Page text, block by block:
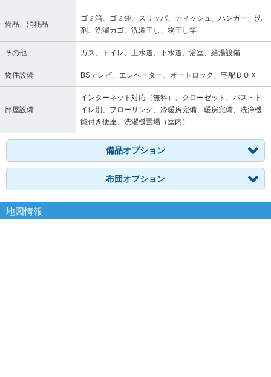
備品、消耗品
ゴミ箱、ゴミ袋、スリッパ、ティッシュ、ハンガー、洗
剤、洗濯カゴ、洗濯干し、物干し竿
その他 ガス、トイレ、上水道、下水道、浴室、給湯設備
物件設備 BSテレビ、エレベーター、オートロック、宅配ＢＯＸ
部屋設備
インターネット対応（無料）、クローゼット、バス・ト
イレ別、フローリング、冷暖房完備、暖房完備、洗浄機
能付き便座、洗濯機置場（室内）
備品オプション
布団オプション
地図情報